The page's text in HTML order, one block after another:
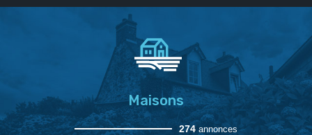
Maisons
274 annonces